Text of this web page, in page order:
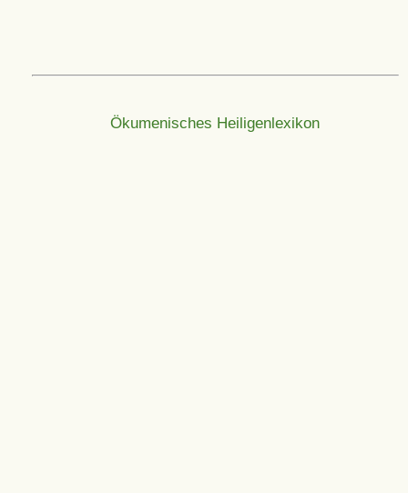
Ökumenisches Heiligenlexikon